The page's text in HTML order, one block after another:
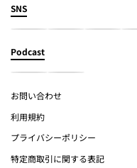
SNS
Podcast
お問い合わせ
利用規約
プライバシーポリシー
特定商取引に関する表記